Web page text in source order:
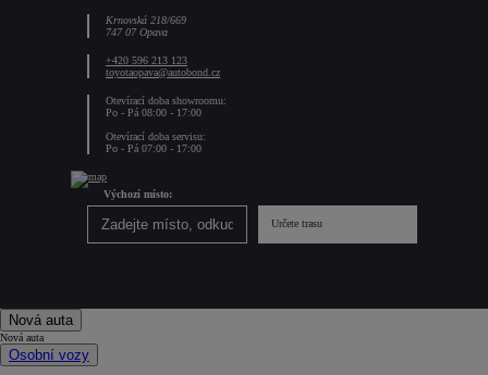
Krnovská 218/669
747 07 Opava
+420 596 213 123
toyotaopava@autobond.cz
Otevírací doba showroomu:
Po - Pá 08:00 - 17:00
Otevírací doba servisu:
Po - Pá 07:00 - 17:00
Výchozí místo:
Určete trasu
Nová auta
Nová auta
Osobní vozy